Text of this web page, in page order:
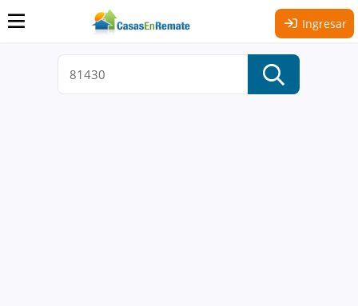
Ingresar